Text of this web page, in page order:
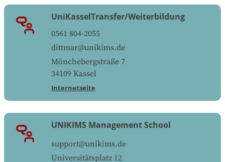
UniKasselTransfer/Weiterbildung
0561 804-2055
dittmar@unikims.de
Mönchebergstraße 7
34109 Kassel
Internetseite
UNIKIMS Management School
support@unikims.de
Universitätsplatz 12